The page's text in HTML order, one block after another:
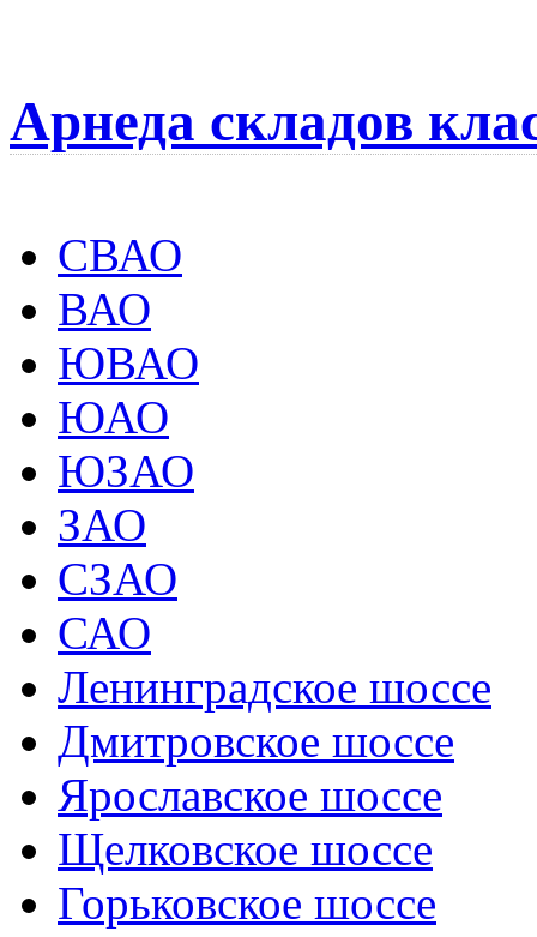
Арнеда складов
СВАО
ВАО
ЮВАО
ЮАО
ЮЗАО
ЗАО
СЗАО
САО
Ленинградское шоссе
Дмитровское шоссе
Ярославское шоссе
Щелковское шоссе
Горьковское шоссе